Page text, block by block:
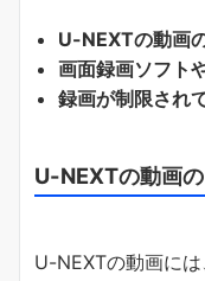
U-NEXTの動画
画面録画ソフト
録画が制限され
U-NEXTの動画
U-NEXTの動画には